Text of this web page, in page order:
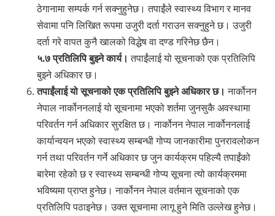
ठेगानामा सम्पर्क गर्न सक्नुहुनेछ। तपाईंले स्वास्थ्य विभाग र मानव
सेवामा पनि लिखित रूपमा उजुरी दर्ता गराउन सक्नुहुने छ। उजुरी
दर्ता गरे वापत कुनै खालको विद्धेष वा दण्ड गरिनेछ छैन।
५.७ प्रतिलिपि बुझ्ने कार्य। तपाईंलाई यो सूचनाको एक प्रतिलिपि
बुझ्ने अधिकार छ।
तपाईंलाई यो सूचनाको एक प्रतिलिपि बुझ्ने अधिकार छ। नार्कोनन
नेपाल ‍नार्कोननलाई यो सूचनामा भएको शर्तमा जुनसुकै अवस्थामा
परिवर्तन गर्न अधिकार सुरक्षित छ। नार्कोनन नेपाल ‍नार्कोननलाई
कार्यान्वयन भएको स्वास्थ्य सम्बन्धी गोप्य जानकारीमा पुनरावलोकन
गर्न तथा परिवर्तन गर्ने अधिकार छ जुन कार्यक्रम पहिल्यै तपाईंको
बारेमा रहेको छ र स्वास्थ्य सम्बन्धी गोप्य सूचना त्यो कार्यक्रममा
भविष्यमा प्राप्त हुनेछ। नार्कोनन नेपाल वर्तमान सूचनाको एक
प्रतिलिपि पठाइनेछ। उक्त सूचनामा लागू हुने मिति उल्लेख हुनेछ।